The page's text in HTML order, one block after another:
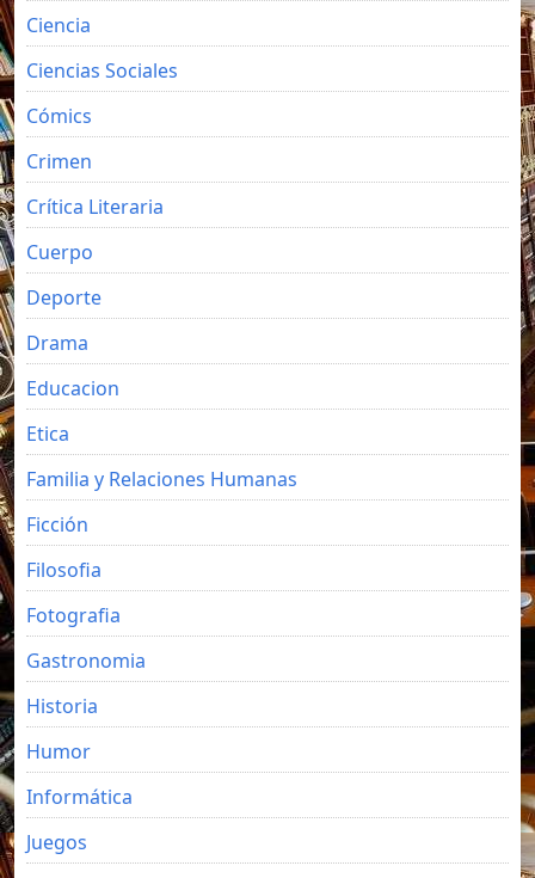
Ciencia
Ciencias Sociales
Cómics
Crimen
Crítica Literaria
Cuerpo
Deporte
Drama
Educacion
Etica
Familia y Relaciones Humanas
Ficción
Filosofia
Fotografia
Gastronomia
Historia
Humor
Informática
Juegos